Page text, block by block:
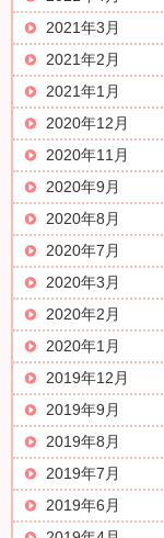
2021年3月
2021年2月
2021年1月
2020年12月
2020年11月
2020年9月
2020年8月
2020年7月
2020年3月
2020年2月
2020年1月
2019年12月
2019年9月
2019年8月
2019年7月
2019年6月